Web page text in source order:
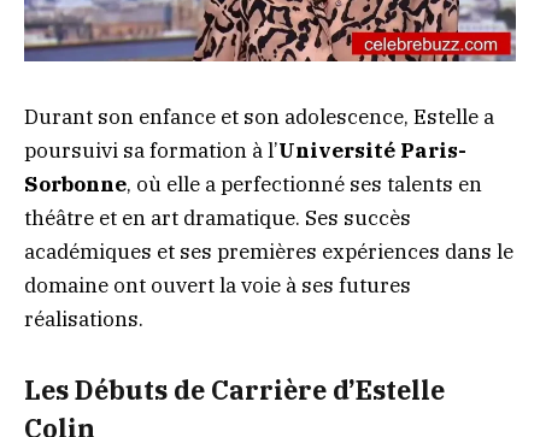
Durant son enfance et son adolescence, Estelle a
poursuivi sa formation à l’Université Paris-
Sorbonne, où elle a perfectionné ses talents en
théâtre et en art dramatique. Ses succès
académiques et ses premières expériences dans le
domaine ont ouvert la voie à ses futures
réalisations.
Les Débuts de Carrière d’Estelle
Colin